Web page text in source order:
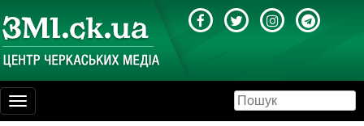
Toggle
navigation